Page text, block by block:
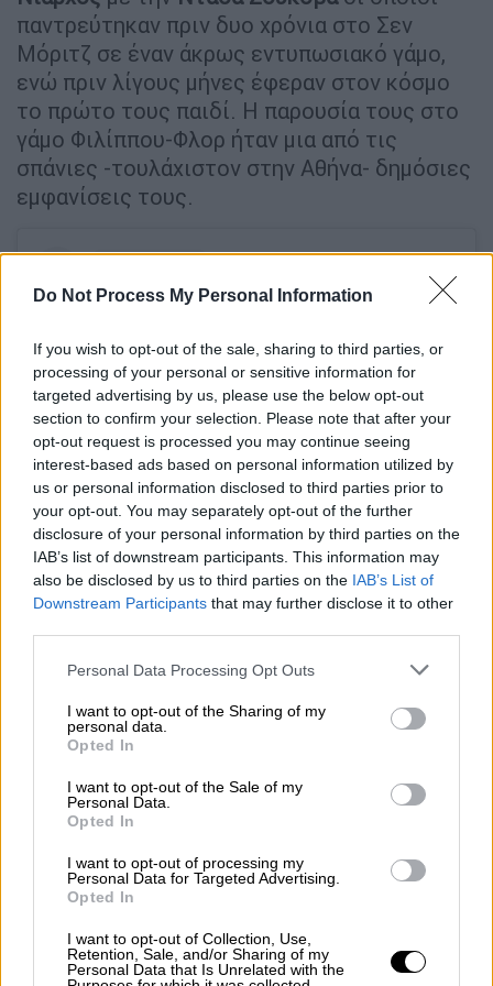
Do Not Process My Personal Information
If you wish to opt-out of the sale, sharing to third parties, or
processing of your personal or sensitive information for
targeted advertising by us, please use the below opt-out
section to confirm your selection. Please note that after your
opt-out request is processed you may continue seeing
interest-based ads based on personal information utilized by
us or personal information disclosed to third parties prior to
your opt-out. You may separately opt-out of the further
disclosure of your personal information by third parties on the
IAB’s list of downstream participants. This information may
also be disclosed by us to third parties on the IAB’s List of
Downstream Participants that may further disclose it to other
Please note that this website/app uses one or more Google
not limited to your visit or usage behaviour. You may click to
grant or deny consent to Google and its third-party tags to
use your data for below specified purposes in below Google
consent section.
Personal Data Processing Opt Outs
I want to opt-out of the Sharing of my
personal data.
Opted In
I want to opt-out of the Sale of my
Personal Data.
Opted In
I want to opt-out of processing my
Personal Data for Targeted Advertising.
Opted In
I want to opt-out of Collection, Use,
Retention, Sale, and/or Sharing of my
Personal Data that Is Unrelated with the
παντρεύτηκαν πριν δυο χρόνια στο Σεν
Μόριτζ σε έναν άκρως εντυπωσιακό γάμο,
ενώ πριν λίγους μήνες έφεραν στον κόσμο
το πρώτο τους παιδί. Η παρουσία τους στο
γάμο Φιλίππου-Φλορ ήταν μια από τις
σπάνιες -τουλάχιστον στην Αθήνα- δημόσιες
εμφανίσεις τους.
View this post on Instagram
A post shared by Dasha Zhukova (@dasha)
Σταύρος Νιάρχος - Ντάσα Ζούκοβα:
Σπάνια εμφάνιση στον γάμο του
Φίλιπου και της Nina Flohr